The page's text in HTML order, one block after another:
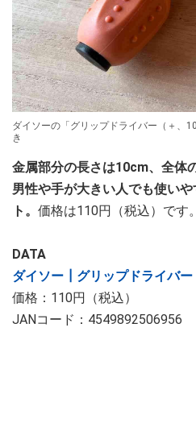
ダイソーの「グリップドライバー（＋、
き
金属部分の長さは10cm、全体
男性や手が大きい人でも使い
ト。 価格は110円（税込）です。
DATA
ダイソー┃グリップドライバー
価格：110円（税込）
JANコード：4549892506956